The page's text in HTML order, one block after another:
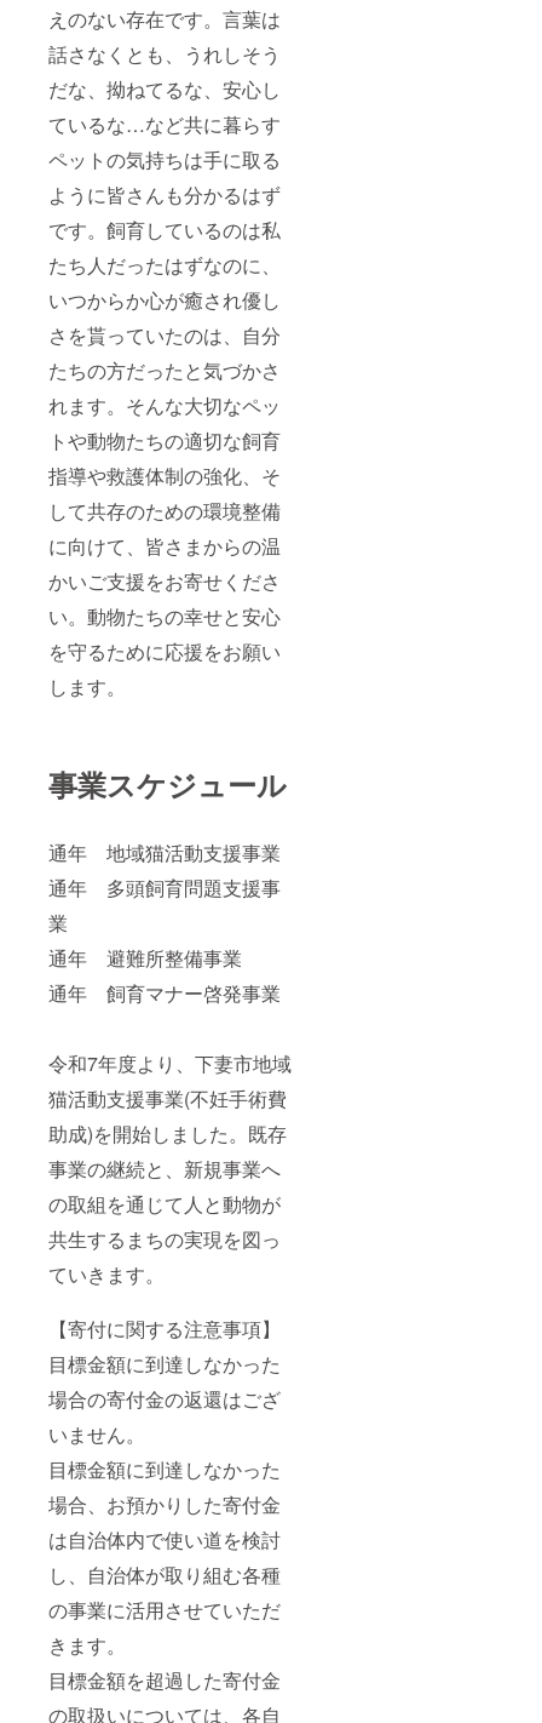
えのない存在です。言葉は
話さなくとも、うれしそう
だな、拗ねてるな、安心し
ているな…など共に暮らす
ペットの気持ちは手に取る
ように皆さんも分かるはず
です。飼育しているのは私
たち人だったはずなのに、
いつからか心が癒され優し
さを貰っていたのは、自分
たちの方だったと気づかさ
れます。そんな大切なペッ
トや動物たちの適切な飼育
指導や救護体制の強化、そ
して共存のための環境整備
に向けて、皆さまからの温
かいご支援をお寄せくださ
い。動物たちの幸せと安心
を守るために応援をお願い
します。
事業スケジュール
通年 地域猫活動支援事業
通年 多頭飼育問題支援事
業
通年 避難所整備事業
通年 飼育マナー啓発事業
令和7年度より、下妻市地域
猫活動支援事業(不妊手術費
助成)を開始しました。既存
事業の継続と、新規事業へ
の取組を通じて人と動物が
共生するまちの実現を図っ
ていきます。
【寄付に関する注意事項】
目標金額に到達しなかった
場合の寄付金の返還はござ
いません。
目標金額に到達しなかった
場合、お預かりした寄付金
は自治体内で使い道を検討
し、自治体が取り組む各種
の事業に活用させていただ
きます。
目標金額を超過した寄付金
の取扱いについては、各自